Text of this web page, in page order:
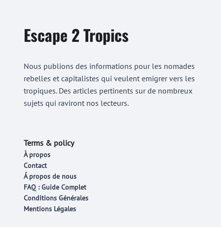
Escape 2 Tropics
Nous publions des informations pour les nomades
rebelles et capitalistes qui veulent emigrer vers les
tropiques. Des articles pertinents sur de nombreux
sujets qui raviront nos lecteurs.
Terms & policy
À propos
Contact
Á propos de nous
FAQ : Guide Complet
Conditions Générales
Mentions Légales